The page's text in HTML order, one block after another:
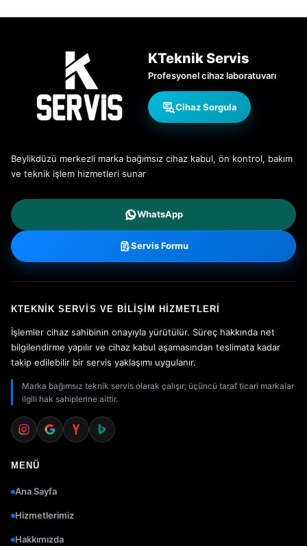
KTeknik Servis
Profesyonel cihaz laboratuvarı
Cihaz Sorgula
Beylikdüzü merkezli marka bağımsız cihaz kabul, ön kontrol, bakım
ve teknik işlem hizmetleri sunar
WhatsApp
Servis Formu
KTEKNIK SERVIS VE BILIŞIM HIZMETLERI
İşlemler cihaz sahibinin onayıyla yürütülür. Süreç hakkında net
bilgilendirme yapılır ve cihaz kabul aşamasından teslimata kadar
takip edilebilir bir servis yaklaşımı uygulanır.
Marka bağımsız teknik servis olarak çalışır; üçüncü taraf ticari markalar
ilgili hak sahiplerine aittir.
MENÜ
Ana Sayfa
Hizmetlerimiz
Hakkımızda